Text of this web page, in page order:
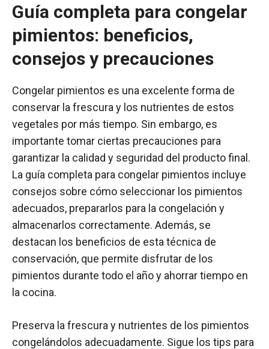
Guía completa para congelar
pimientos: beneficios,
consejos y precauciones
Congelar pimientos es una excelente forma de
conservar la frescura y los nutrientes de estos
vegetales por más tiempo. Sin embargo, es
importante tomar ciertas precauciones para
garantizar la calidad y seguridad del producto final.
La guía completa para congelar pimientos incluye
consejos sobre cómo seleccionar los pimientos
adecuados, prepararlos para la congelación y
almacenarlos correctamente. Además, se
destacan los beneficios de esta técnica de
conservación, que permite disfrutar de los
pimientos durante todo el año y ahorrar tiempo en
la cocina.
Preserva la frescura y nutrientes de los pimientos
congelándolos adecuadamente. Sigue los tips para